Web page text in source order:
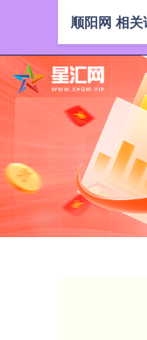
顺阳网 相关